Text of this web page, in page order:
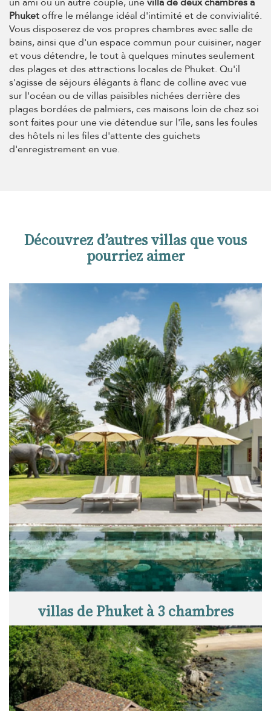
Phuketoffre le mélange idéal d'intimité et de convivialité.
Vous disposerez de vos propres chambres avec salle de
bains, ainsi que d'un espace commun pour cuisiner, nager
et vous détendre, le tout à quelques minutes seulement
des plages et des attractions locales de Phuket. Qu'il
s'agisse de séjours élégants à flanc de colline avec vue
sur l'océan ou de villas paisibles nichées derrière des
plages bordées de palmiers, ces maisons loin de chez soi
sont faites pour une vie détendue sur l'île, sans les foules
des hôtels ni les files d'attente des guichets
d'enregistrement en vue.
Découvrez d’autres villas que vous
pourriez aimer
villas de Phuket à 3 chambres